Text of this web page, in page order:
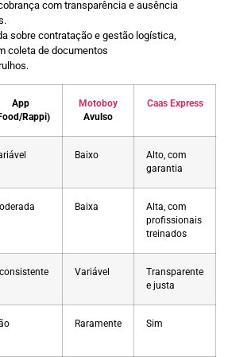
com transparência e ausência
sobre contratação e gestão logística,
coleta de documentos
App
Rappi)
Motoboy
Avulso
Caas Express
Baixo
Alto, com
garantia
Baixa
Alta, com
profissionais
treinados
Variável
Transparente
e justa
Raramente Sim